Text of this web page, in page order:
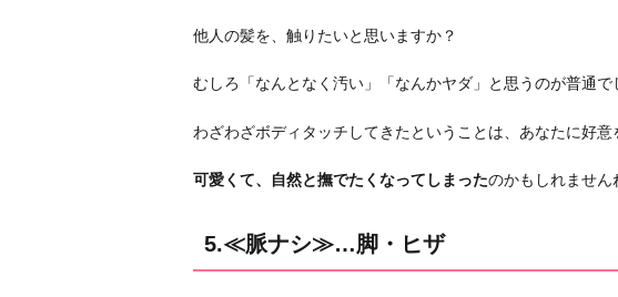
他人の髪を、触りたいと思いますか？
むしろ「なんとなく汚い」「なんかヤダ」と思うのが普通で
わざわざボディタッチしてきたということは、あなたに好意
可愛くて、自然と撫でたくなってしまったのかもしれません
5.≪脈ナシ≫…脚・ヒザ